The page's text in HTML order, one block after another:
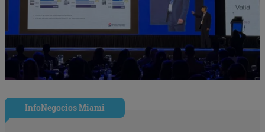
InfoNegocios Miami